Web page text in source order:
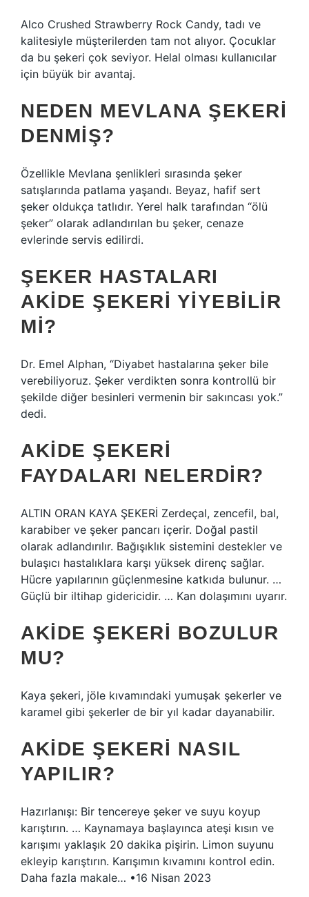
Alco Crushed Strawberry Rock Candy, tadı ve
kalitesiyle müşterilerden tam not alıyor. Çocuklar
da bu şekeri çok seviyor. Helal olması kullanıcılar
için büyük bir avantaj.
NEDEN MEVLANA ŞEKERI
DENMIŞ?
Özellikle Mevlana şenlikleri sırasında şeker
satışlarında patlama yaşandı. Beyaz, hafif sert
şeker oldukça tatlıdır. Yerel halk tarafından “ölü
şeker” olarak adlandırılan bu şeker, cenaze
evlerinde servis edilirdi.
ŞEKER HASTALARI
AKIDE ŞEKERI YIYEBILIR
MI?
Dr. Emel Alphan, “Diyabet hastalarına şeker bile
verebiliyoruz. Şeker verdikten sonra kontrollü bir
şekilde diğer besinleri vermenin bir sakıncası yok.”
dedi.
AKIDE ŞEKERI
FAYDALARI NELERDIR?
ALTIN ​​ORAN KAYA ŞEKERİ Zerdeçal, zencefil, bal,
karabiber ve şeker pancarı içerir. Doğal pastil
olarak adlandırılır. Bağışıklık sistemini destekler ve
bulaşıcı hastalıklara karşı yüksek direnç sağlar.
Hücre yapılarının güçlenmesine katkıda bulunur. …
Güçlü bir iltihap gidericidir. … Kan dolaşımını uyarır.
AKIDE ŞEKERI BOZULUR
MU?
Kaya şekeri, jöle kıvamındaki yumuşak şekerler ve
karamel gibi şekerler de bir yıl kadar dayanabilir.
AKIDE ŞEKERI NASIL
YAPILIR?
Hazırlanışı: Bir tencereye şeker ve suyu koyup
karıştırın. … Kaynamaya başlayınca ateşi kısın ve
karışımı yaklaşık 20 dakika pişirin. Limon suyunu
ekleyip karıştırın. Karışımın kıvamını kontrol edin.
Daha fazla makale… •16 Nisan 2023